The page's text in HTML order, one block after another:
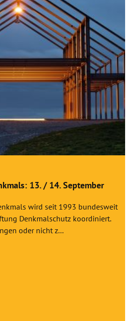
13. / 14. September
wird seit 1993 bundesweit
Denkmalschutz koordiniert.
oder nicht z...